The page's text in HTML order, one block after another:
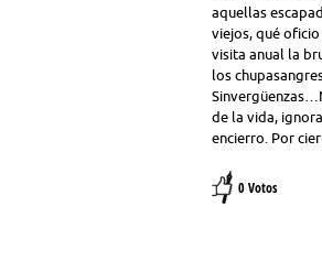
aquellas
viejos, qué
visita anual la
los
de la vida,
encierro. Por
0 Votos